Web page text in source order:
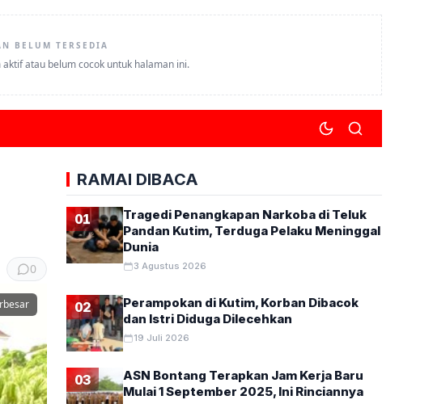
BELUM TERSEDIA
atau belum cocok untuk halaman ini.
0
RAMAI DIBACA
01
Tragedi Penangkapan Narkoba di Teluk
Pandan Kutim, Terduga Pelaku Meninggal
Dunia
3 Agustus 2026
02
Perampokan di Kutim, Korban Dibacok
dan Istri Diduga Dilecehkan
19 Juli 2026
03
ASN Bontang Terapkan Jam Kerja Baru
Mulai 1 September 2025, Ini Rinciannya